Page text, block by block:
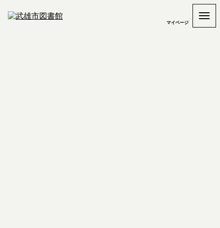
マイページ